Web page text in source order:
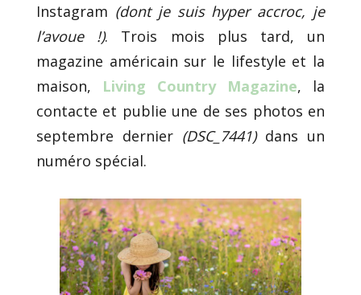
Instagram (dont je suis hyper accroc, je
l’avoue !). Trois mois plus tard, un
magazine américain sur le lifestyle et la
maison, Living Country Magazine, la
contacte et publie une de ses photos en
septembre dernier (DSC_7441)dans un
numéro spécial.